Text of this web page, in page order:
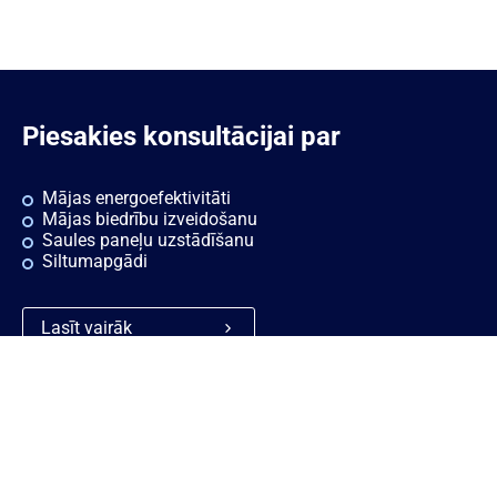
Piesakies konsultācijai par
Mājas energoefektivitāti
Mājas biedrību izveidošanu
Saules paneļu uzstādīšanu
Siltumapgādi
Lasīt vairāk